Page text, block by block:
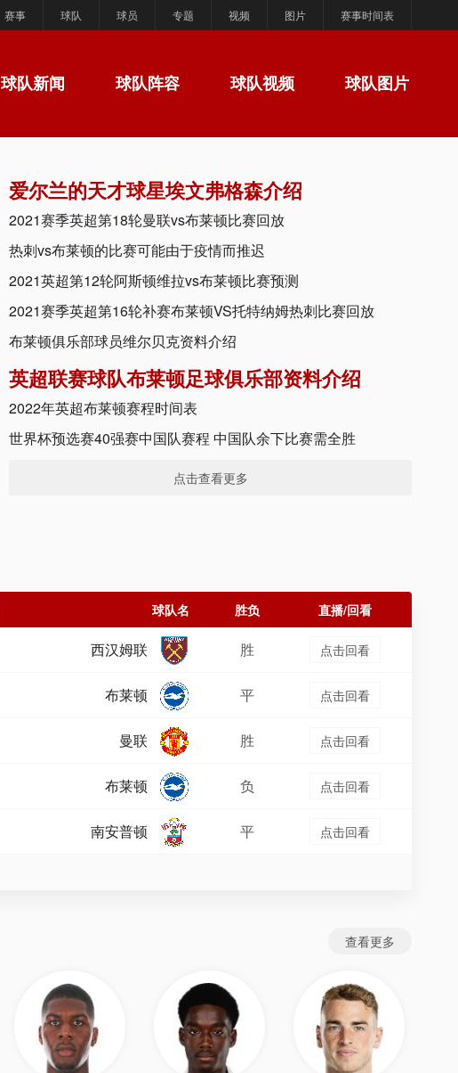
赛事 球队 球员 专题 视频 图片 赛事时间表
球队新闻 球队阵容 球队视频 球队图片
爱尔兰的天才球星埃文弗格森介绍
2021赛季英超第18轮曼联vs布莱顿比赛回放
热刺vs布莱顿的比赛可能由于疫情而推迟
2021英超第12轮阿斯顿维拉vs布莱顿比赛预测
2021赛季英超第16轮补赛布莱顿VS托特纳姆热刺比赛回放
布莱顿俱乐部球员维尔贝克资料介绍
英超联赛球队布莱顿足球俱乐部资料介绍
2022年英超布莱顿赛程时间表
世界杯预选赛40强赛中国队赛程 中国队余下比赛需全胜
点击查看更多
球队名 胜负 直播/回看
西汉姆联 胜 点击回看
布莱顿 平 点击回看
曼联 胜 点击回看
布莱顿 负 点击回看
南安普顿 平 点击回看
查看更多